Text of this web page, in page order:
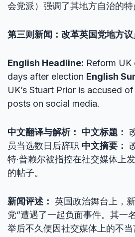
会党派）强调了其地方自治的特
第三则新闻：改革英国党地方
English Headline: Reform
days after election English
UK’s Stuart Prior is accused
posts on social media.
中文翻译与解析： 中文标题：
员当选数日后辞职 中文摘要：
特·普赖尔被指控在社交媒体上
的帖子。
新闻评述： 英国政治舞台上，
党”遭遇了一起负面事件。其一
举后不久便因社交媒体上的不